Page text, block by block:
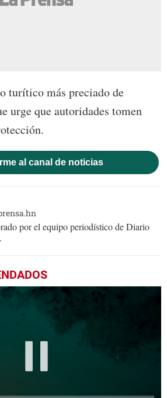
turítico más preciado de
urge que autoridades tomen
al canal de noticias
por el equipo periodístico de Diario